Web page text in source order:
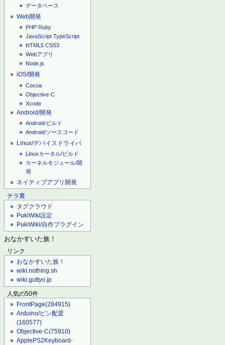
データベース
Web開発
PHP Ruby
JavaScript TypeScript
HTML5 CSS3
Webアプリ
Node.js
iOS/開発
Cocoa
Objective-C
Xcode
Android/開発
Android/ビルド
Android/ソースコード
Linux/デバイスドライバ
Linuxカーネル/ビルド
カーネルモジュール/開
発
ネイティブアプリ開発
チラ裏
タグクラウド
PukiWiki設定
PukiWiki/自作プラグイン
おなかすいた族！
リンク
おなかすいた族！
wiki.nothing.sh
wiki.guttyo.jp
人気の50件
FrontPage(284915)
Arduino/ピン配置
(160577)
Objective-C(75910)
ApplePS2Keyboard-